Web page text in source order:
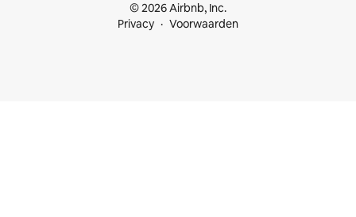
© 2026 Airbnb, Inc.
Privacy
Voorwaarden